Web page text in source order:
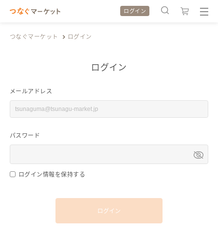
カテゴリから探す
特集から探す
全ての作品をみる
カテゴリから探す
特集から探す
全ての作品をみる
ログイン
つなぐマーケット ログイン
ログイン
メールアドレス
パスワード
ログイン情報を保持する
ログイン